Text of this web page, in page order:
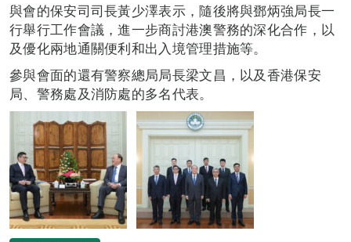
與會的保安司司長黃少澤表示，隨後將與鄧炳強局長一
行舉行工作會議，進一步商討港澳警務的深化合作，以
及優化兩地通關便利和出入境管理措施等。
參與會面的還有警察總局局長梁文昌，以及香港保安
局、警務處及消防處的多名代表。